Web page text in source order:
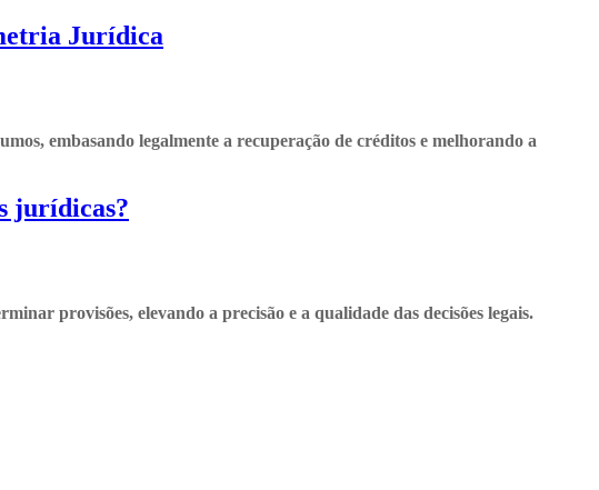
Jurídica
embasando legalmente a recuperação de créditos e melhorando a
jurídicas?
provisões, elevando a precisão e a qualidade das decisões legais.